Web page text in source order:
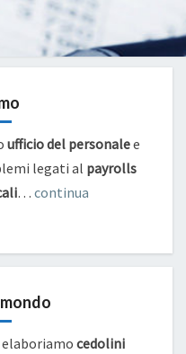
ufficio del personalee
legati al payrolls
… continua
elaboriamo cedolini